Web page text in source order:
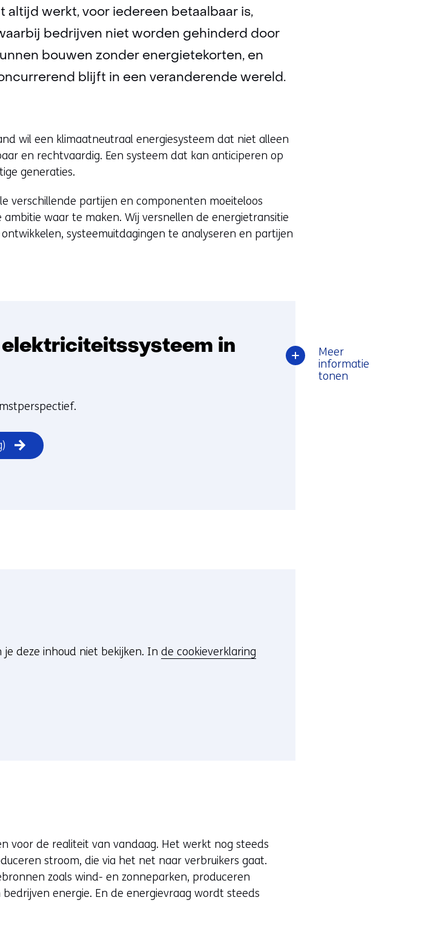
altijd werkt, voor iedereen betaalbaar is,
bedrijven niet worden gehinderd door
bouwen zonder energietekorten, en
blijft in een veranderende wereld.
wil een klimaatneutraal energiesysteem dat niet alleen
en rechtvaardig. Een systeem dat kan anticiperen op
generaties.
verschillende partijen en componenten moeiteloos
waar te maken. Wij versnellen de energietransitie
systeemuitdagingen te analyseren en partijen
elektriciteitssysteem in
Meer
informatie
tonen
je deze inhoud niet bekijken. Inde cookieverklaring
voor de realiteit van vandaag. Het werkt nog steeds
stroom, die via het net naar verbruikers gaat.
zoals wind- en zonneparken, produceren
energie. En de energievraag wordt steeds